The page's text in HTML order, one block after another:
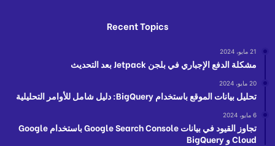
Recent Topics
21 مايو، 2024
مشكلة الدفع الإجباري في بلجن Jetpack بعد التحديث
20 مايو، 2024
تحليل بيانات الموقع باستخدام BigQuery: دليل شامل للأوامر التحليلية
6 مايو، 2024
تجاوز القيود في بيانات Google Search Console باستخدام Google
Cloud و BigQuery